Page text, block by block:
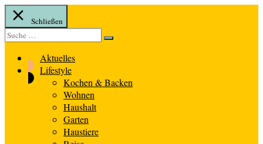
Schließen
Suche
nach:
Suche
Aktuelles
Lifestyle
Kochen & Backen
Wohnen
Haushalt
Garten
Haustiere